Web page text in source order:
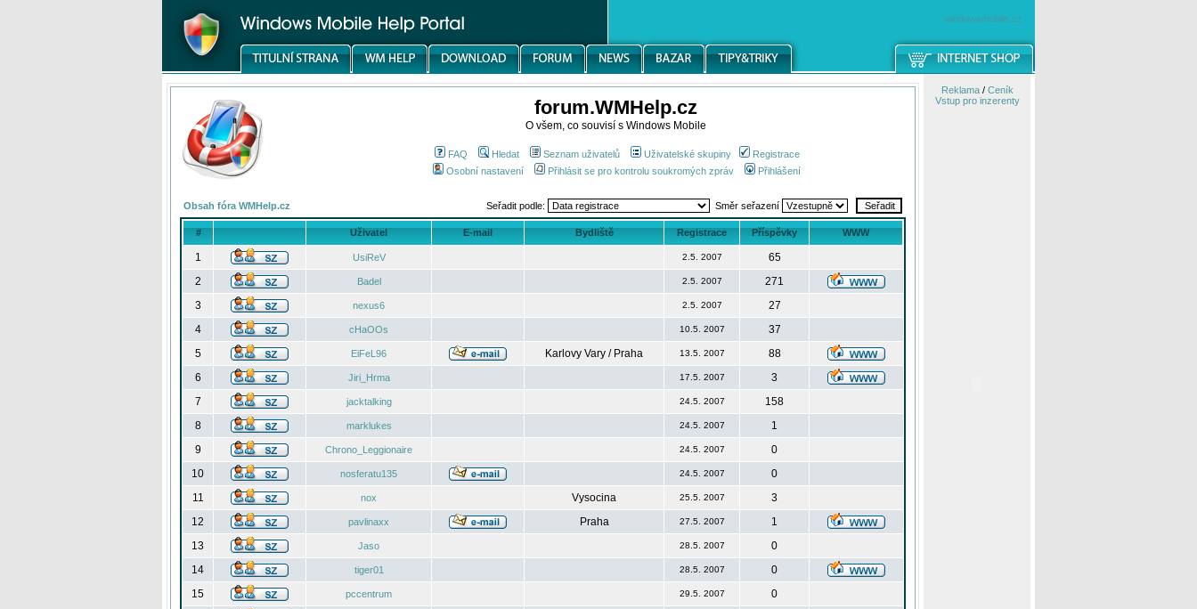
windowsmobile.cz
forum.WMHelp.cz
O všem, co souvisí s Windows Mobile
FAQ Hledat Seznam uživatelů Uživatelské skupiny
Registrace
Osobní nastavení
Přihlásit se pro kontrolu soukromých zpráv Přihlášení
Obsah fóra WMHelp.cz Seřadit podle: Směr seřazení
# Uživatel E-mail Bydliště Registrace Příspěvky WWW
1 UsiReV 2.5. 2007
65
2
Badel 2.5. 2007
271
3
nexus6 2.5. 2007
27
4
cHaOOs 10.5. 2007
37
5
EiFeL96 Karlovy Vary / Praha 13.5. 2007
88
6
Jiri_Hrma 17.5. 2007
3
7
jacktalking 24.5. 2007
158
8
marklukes 24.5. 2007
1
9
Chrono_Leggionaire 24.5. 2007
0
10
nosferatu135 24.5. 2007
0
11
nox Vysocina 25.5. 2007
3
12
pavlinaxx Praha 27.5. 2007
1
13
Jaso 28.5. 2007
0
14
tiger01 28.5. 2007
0
15
pccentrum 29.5. 2007
0
Reklama/ Ceník
Vstup pro inzerenty